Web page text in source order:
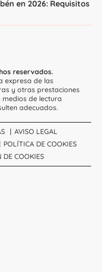
en 2026: Requisitos
reservados.
expresa de las
y otras prestaciones
medios de lectura
adecuados.
AVISO LEGAL
POLÍTICA DE COOKIES
DE COOKIES